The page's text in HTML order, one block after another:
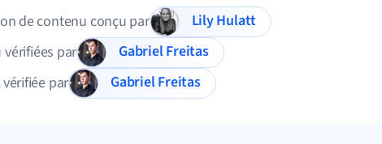
de contenu conçu par
Lily Hulatt
par
Gabriel Freitas
par
Gabriel Freitas